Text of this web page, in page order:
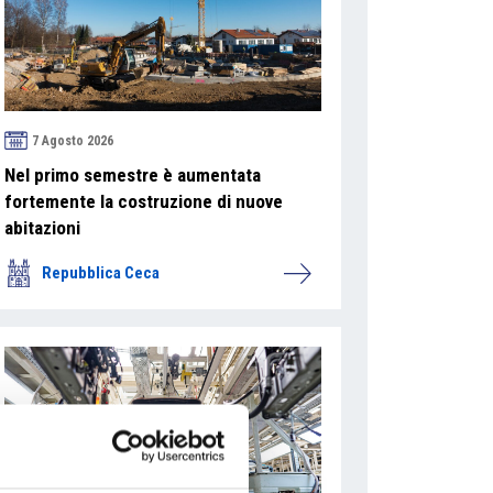
7 Agosto 2026
Nel primo semestre è aumentata
fortemente la costruzione di nuove
abitazioni
Repubblica Ceca